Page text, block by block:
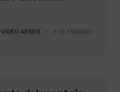
AÉREO —
9 DE FEBRERO